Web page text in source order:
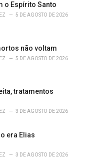
o Espírito Santo
5 DE AGOSTO DE 2026
não voltam
5 DE AGOSTO DE 2026
tratamentos
3 DE AGOSTO DE 2026
era Elias
3 DE AGOSTO DE 2026